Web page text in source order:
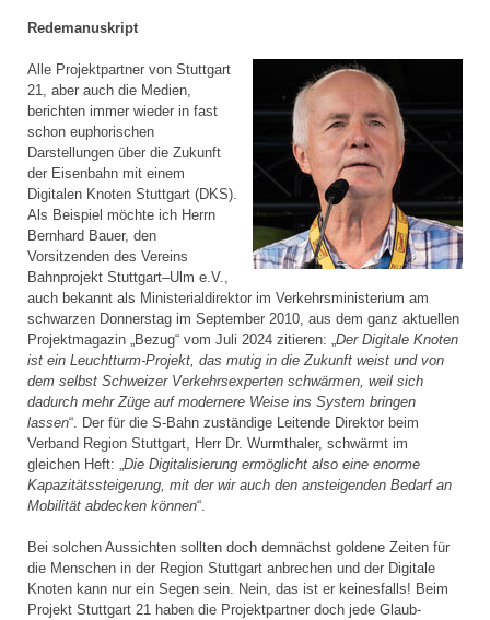
Redemanuskript
Alle Projektpartner von Stuttgart
21, aber auch die Medien,
berichten immer wieder in fast
schon euphorischen
Darstellungen über die Zukunft
der Eisenbahn mit einem
Digitalen Knoten Stuttgart (DKS).
Als Beispiel möchte ich Herrn
Bernhard Bauer, den
Vorsitzenden des Vereins
Bahnprojekt Stuttgart–Ulm e.V.,
auch bekannt als Ministerial­direktor im Verkehrsministerium am
schwarzen Donnerstag im September 2010, aus dem ganz aktuellen
Projektmagazin „Bezug“ vom Juli 2024 zitieren: „Der Digitale Knoten
ist ein Leuchtturm-Projekt, das mutig in die Zukunft weist und von
dem selbst Schweizer Verkehrsexperten schwärmen, weil sich
dadurch mehr Züge auf modernere Weise ins System bringen
lassen“. Der für die S-Bahn zuständige Leitende Direktor beim
Verband Region Stuttgart, Herr Dr. Wurmthaler, schwärmt im
gleichen Heft: „Die Digitalisierung ermöglicht also eine enorme
Kapazitätssteigerung, mit der wir auch den ansteigenden Bedarf an
Mobilität abdecken können“.
Bei solchen Aussichten sollten doch demnächst goldene Zeiten für
die Menschen in der Region Stuttgart anbrechen und der Digitale
Knoten kann nur ein Segen sein. Nein, das ist er keinesfalls! Beim
Projekt Stuttgart 21 haben die Projektpartner doch jede Glaub­